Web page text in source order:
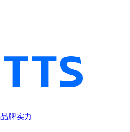
品牌实力